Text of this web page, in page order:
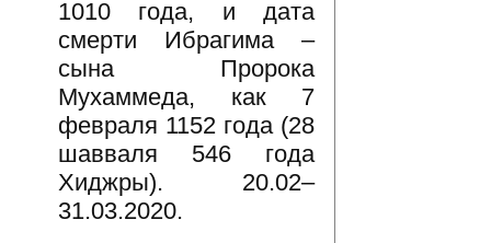
1010 года, и дата
смерти Ибрагима –
сына Пророка
Мухаммеда, как 7
февраля 1152 года (28
шавваля 546 года
Хиджры). 20.02–
31.03.2020.